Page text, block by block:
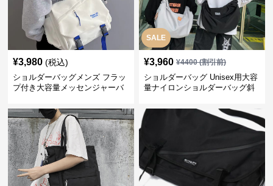
¥3,980 (税込)
ショルダーバッグメンズ フラッ
プ付き大容量メッセンジャーバ
SALE
¥3,960 ¥4400(割引前)
ショルダーバッグ Unisex用大容
量ナイロンショルダーバッグ斜